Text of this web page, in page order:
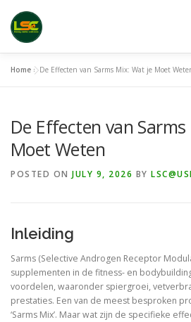
content
ACCEPTED ABSTRACTS
Home »De Effecten van Sarms Mix: Wat je Moet
De Effecten van
Moet Weten
POSTED ON JULY 9, 2026 BY
Inleiding
Sarms (Selective Androgen Receptor
supplementen in de fitness- en
voordelen, waaronder spiergroei,
prestaties. Een van de meest besproken
‘Sarms Mix’. Maar wat zijn de specifieke